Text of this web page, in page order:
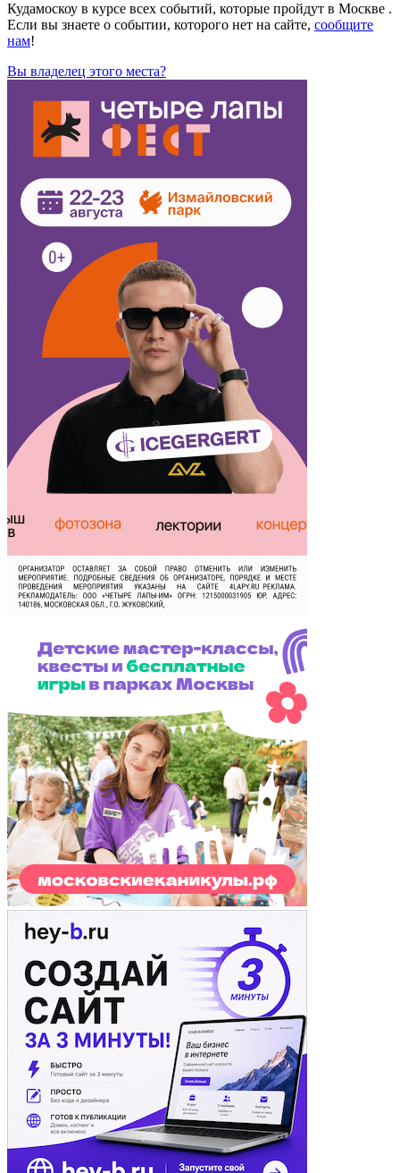
Кудамоскоу в курсе всех событий, которые пройдут в Москве .
Если вы знаете о событии, которого нет на сайте, сообщите
нам!
Вы владелец этого места?